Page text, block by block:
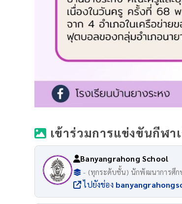
เข้าร่วมการแข่งขันกีฬ
Banyangrahong School
- (ทุกระดับชั้น) นักพัฒนาการศึกษ
ไปยังช่อง